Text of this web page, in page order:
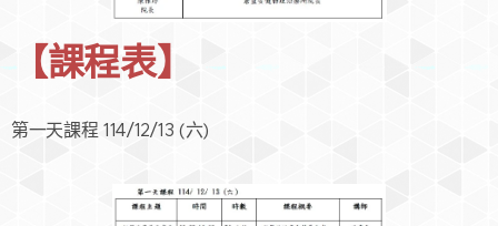
【課程表】
第一天課程 114/12/13 (六)